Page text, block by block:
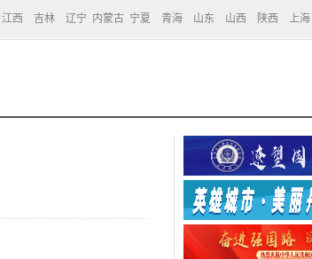
江西 吉林 辽宁 内蒙古 宁夏 青海 山东 山西 陕西 上海